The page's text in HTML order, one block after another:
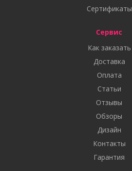
Сертификаты
Сервис
Как заказать
Доставка
Оплата
Статьи
Отзывы
Обзоры
Дизайн
Контакты
Гарантия